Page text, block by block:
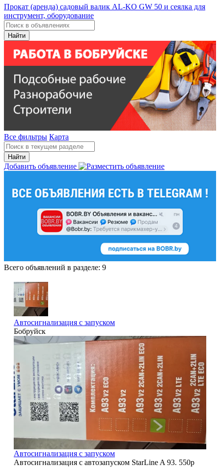
Прокат (аренда) садовый валик AL-KO GW 50 и сеялка для
инструмент, оборудование
Найти
Все фильтры Карта
Найти
Добавить объявление
Всего объявлений в разделе: 9
Автосигнализация с запуском
Бобруйск
Автосигнализация с запуском
Автосигнализация с автозапуском StarLine A 93. 550p